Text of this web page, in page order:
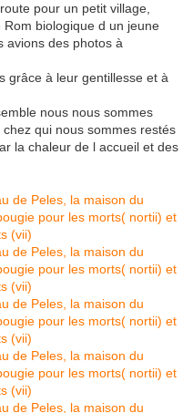
pour un petit village,
biologique d un jeune
avions des photos à
grâce à leur gentillesse et à
nous nous sommes
qui nous sommes restés
la chaleur de l accueil et des